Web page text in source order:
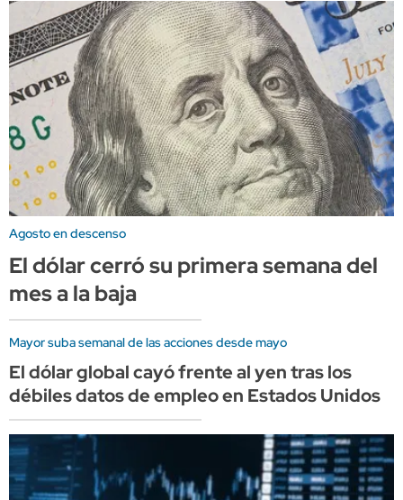
Agosto en descenso
El dólar cerró su primera semana del
mes a la baja
Mayor suba semanal de las acciones desde mayo
El dólar global cayó frente al yen tras los
débiles datos de empleo en Estados Unidos